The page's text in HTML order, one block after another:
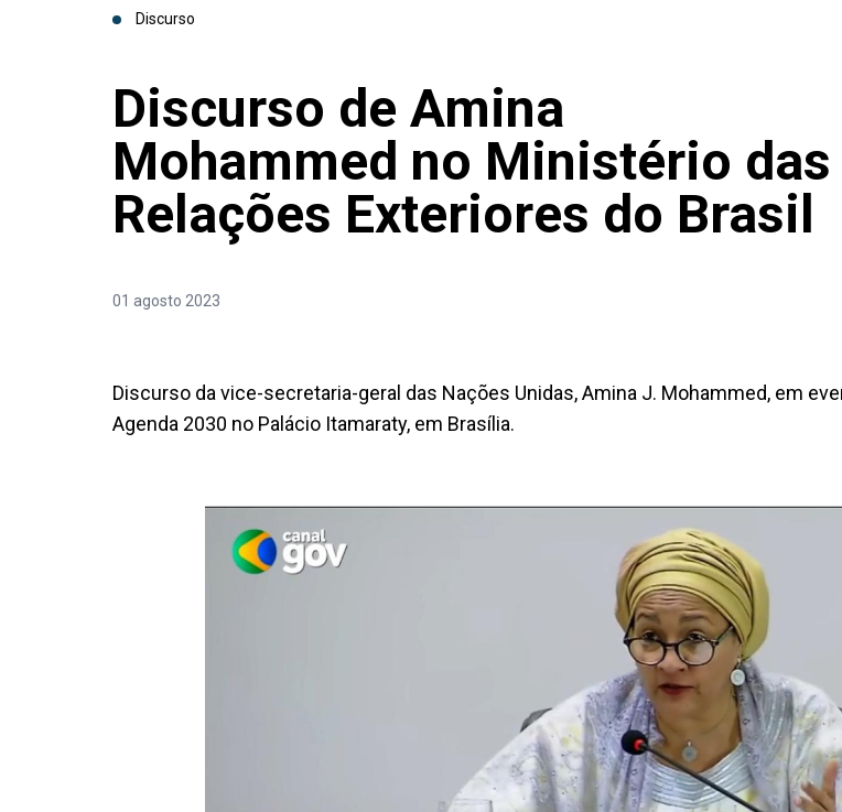
Discurso
Discurso de Amina
Mohammed no Ministério das
Relações Exteriores do Brasil
01 agosto 2023
Discurso da vice-secretaria-geral das Nações Unidas, Amina J. Mohammed, em
Agenda 2030 no Palácio Itamaraty, em Brasília.